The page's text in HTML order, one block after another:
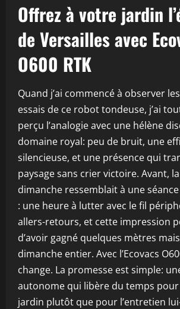
Offrez à votre jardin
de Versailles avec
O600 RTK
Quand j’ai commencé à observer
essais de ce robot tondeuse, j’ai
perçu l’analogie avec une hélène
domaine royal: peu de bruit, une
silencieuse, et une présence qui
paysage sans crier victoire. Avant,
dimanche ressemblait à une
: une heure à lutter avec le fil
allers-retours, et cette impression
d’avoir gagné quelques mètres
dimanche entier. Avec l’Ecovacs
change. La promesse est simple:
autonome qui libère du temps
jardin plutôt que pour l’entretien